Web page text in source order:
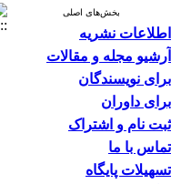
بخش‌های اصلی
اطلاعات نشریه
آرشیو مجله و مقالات
برای نویسندگان
برای داوران
ثبت نام و اشتراک
تماس با ما
تسهیلات پایگاه